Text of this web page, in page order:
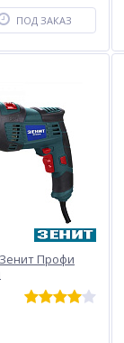
ПОД ЗАКАЗ
Профи